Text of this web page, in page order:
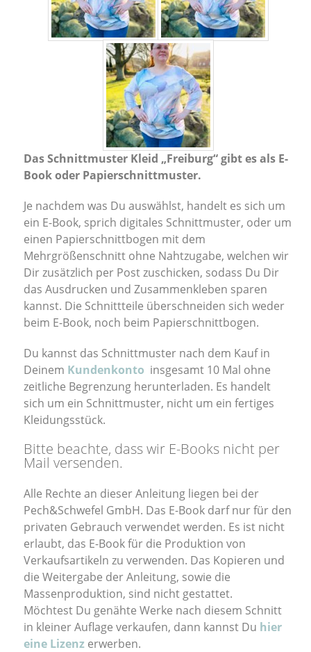
Das Schnittmuster Kleid „Freiburg“ gibt es als E-
Book oder Papierschnittmuster.
Je nachdem was Du auswählst, handelt es sich um
ein E-Book, sprich digitales Schnittmuster, oder um
einen Papierschnittbogen mit dem
Mehrgrößenschnitt ohne Nahtzugabe, welchen wir
Dir zusätzlich per Post zuschicken, sodass Du Dir
das Ausdrucken und Zusammenkleben sparen
kannst. Die Schnittteile überschneiden sich weder
beim E-Book, noch beim Papierschnittbogen.
Du kannst das Schnittmuster nach dem Kauf in
Deinem Kundenkonto insgesamt 10 Mal ohne
zeitliche Begrenzung herunterladen. Es handelt
sich um ein Schnittmuster, nicht um ein fertiges
Kleidungsstück.
Bitte beachte, dass wir E-Books nicht per
Mail versenden.
Alle Rechte an dieser Anleitung liegen bei der
Pech&Schwefel GmbH. Das E-Book darf nur für den
privaten Gebrauch verwendet werden. Es ist nicht
erlaubt, das E-Book für die Produktion von
Verkaufsartikeln zu verwenden. Das Kopieren und
die Weitergabe der Anleitung, sowie die
Massenproduktion, sind nicht gestattet.
Möchtest Du genähte Werke nach diesem Schnitt
in kleiner Auflage verkaufen, dann kannst Du hier
eine Lizenzerwerben.